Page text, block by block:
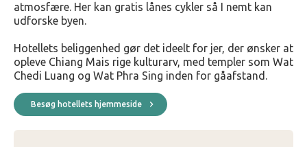
atmosfære. Her kan gratis lånes cykler så I nemt kan
udforske byen.
Hotellets beliggenhed gør det ideelt for jer, der ønsker at
opleve Chiang Mais rige kulturarv, med templer som Wat
Chedi Luang og Wat Phra Sing inden for gåafstand.
Besøg hotellets hjemmeside